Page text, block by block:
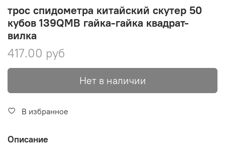
трос спидометра китайский скутер 50
кубов 139QMB гайка-гайка квадрат-
вилка
417.00 руб
Нет в наличии
В избранное
Описание